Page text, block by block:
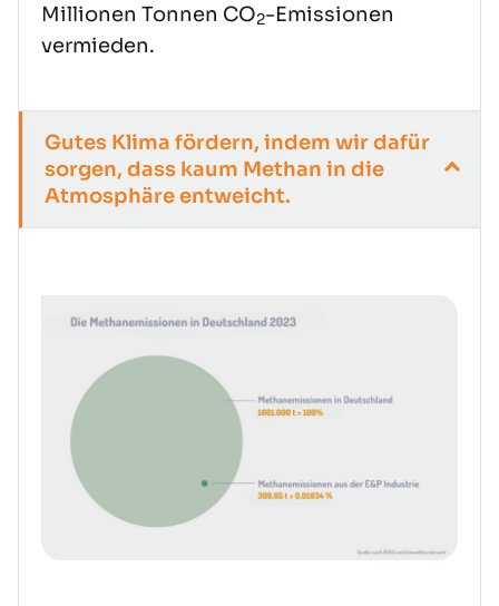
Millionen Tonnen CO2-Emissionen
vermieden.
Gutes Klima fördern, indem wir dafür
sorgen, dass kaum Methan in die
Atmosphäre entweicht.